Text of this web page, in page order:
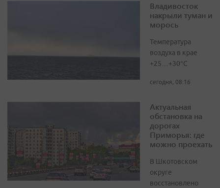
Владивосток
накрыли туман и
морось
Температура
воздуха в крае
+25…+30°C
сегодня, 08:16
Актуальная
обстановка на
дорогах
Приморья: где
можно проехать
В Шкотовском
округе
восстановлено